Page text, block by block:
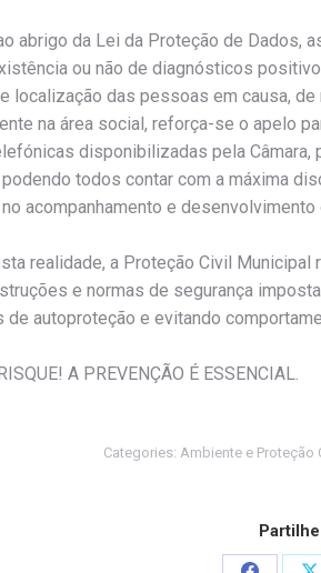
abrigo da Lei da Proteção de Dados,
ou não de diagnósticos
localização das pessoas em causa,
na área social, reforça-se o apelo
disponibilizadas pela
todos contar com a máxima
acompanhamento e
realidade, a Proteção Civil
e normas de segurança
de autoproteção e evitando
A PREVENÇÃO É ESSENCIAL.
Categories: Ambiente e Proteção